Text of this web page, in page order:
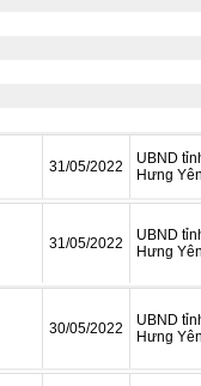
31/05/2022
UBND
Hưng
31/05/2022
UBND
Hưng
30/05/2022
UBND
Hưng